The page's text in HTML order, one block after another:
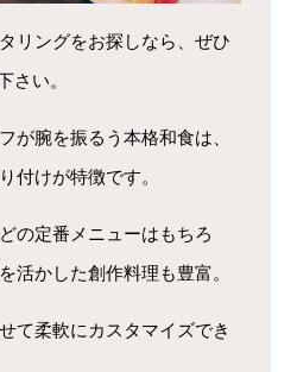
リングをお探しなら、ぜひ
さい。
が腕を振るう本格和食は、
付けが特徴です。
の定番メニューはもちろ
活かした創作料理も豊富。
て柔軟にカスタマイズでき